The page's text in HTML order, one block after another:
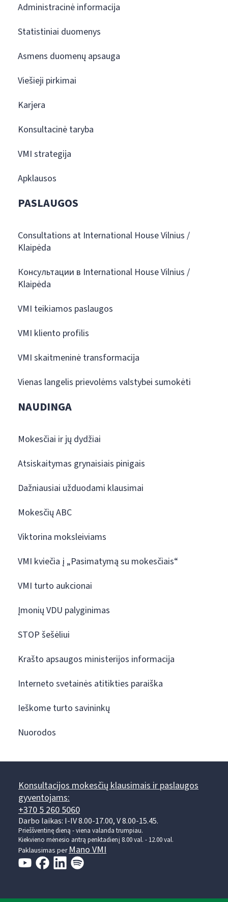
Administracinė informacija
Statistiniai duomenys
Asmens duomenų apsauga
Viešieji pirkimai
Karjera
Konsultacinė taryba
VMI strategija
Apklausos
PASLAUGOS
Consultations at International House Vilnius /
Klaipėda
Консультации в International House Vilnius /
Klaipėda
VMI teikiamos paslaugos
VMI kliento profilis
VMI skaitmeninė transformacija
Vienas langelis prievolėms valstybei sumokėti
NAUDINGA
Mokesčiai ir jų dydžiai
Atsiskaitymas grynaisiais pinigais
Dažniausiai užduodami klausimai
Mokesčių ABC
Viktorina moksleiviams
VMI kviečia į „Pasimatymą su mokesčiais“
VMI turto aukcionai
Įmonių VDU palyginimas
STOP šešėliui
Krašto apsaugos ministerijos informacija
Interneto svetainės atitikties paraiška
Ieškome turto savininkų
Nuorodos
Konsultacijos mokesčių klausimais ir paslaugos
gyventojams:
+370 5 260 5060
Darbo laikas: I-IV 8.00-17.00, V 8.00-15.45.
Prieššventinę dieną - viena valanda trumpiau.
Kiekvieno mėnesio antrą penktadienį 8.00 val. - 12.00 val.
Paklausimas per Mano VMI